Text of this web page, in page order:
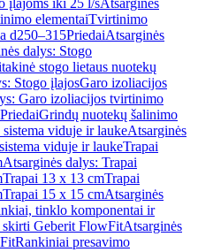
įlajoms iki 25 l/sAtsarginės
elementaiTvirtinimo
d250–315PriedaiAtsarginės
dalys: Stogo
stogo lietaus nuotekų
Stogo įlajosGaro izoliacijos
Garo izoliacijos tvirtinimo
Grindų nuotekų šalinimo
viduje ir laukeAtsarginės
viduje ir laukeTrapai
Atsarginės dalys: Trapai
Trapai 13 x 13 cmTrapai
Trapai 15 x 15 cmAtsarginės
tinklo komponentai ir
Geberit FlowFitAtsarginės
Rankiniai presavimo